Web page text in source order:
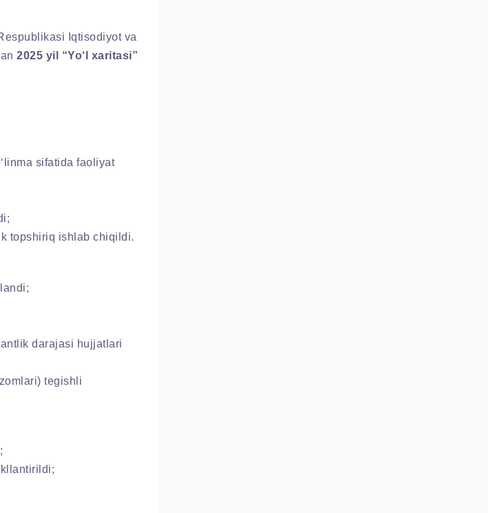
Iqtisodiyot va
2025 yil “Yo‘l xaritasi”
sifatida faoliyat
topshiriq ishlab chiqildi.
darajasi hujjatlari
tegishli